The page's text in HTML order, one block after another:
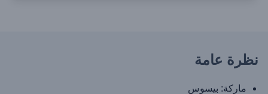
نظرة عامة
ماركة: بيسوس